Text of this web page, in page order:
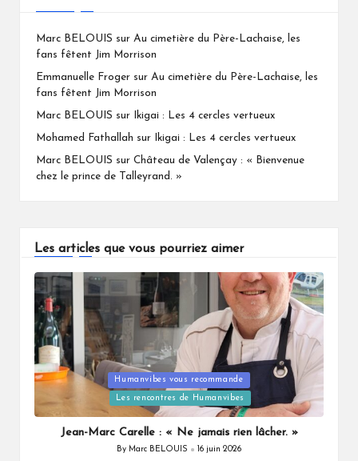
Marc BELOUIS sur Au cimetière du Père-Lachaise, les
fans fêtent Jim Morrison
Emmanuelle Froger sur Au cimetière du Père-Lachaise, les
fans fêtent Jim Morrison
Marc BELOUIS sur Ikigai : Les 4 cercles vertueux
Mohamed Fathallah sur Ikigai : Les 4 cercles vertueux
Marc BELOUIS sur Château de Valençay : « Bienvenue
chez le prince de Talleyrand. »
Les articles que vous pourriez aimer
Posted
Humanvibes vous recommande
Les rencontres de Humanvibes
Jean-Marc Carelle : « Ne jamais rien lâcher. »
Posted
By Marc BELOUIS 16 juin 2026